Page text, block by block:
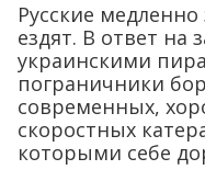
Русские
ездят. В ответ на
украинскими
пограничники
современных,
скоростных
которыми себе